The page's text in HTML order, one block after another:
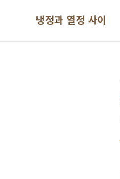
냉정과 열정 사이